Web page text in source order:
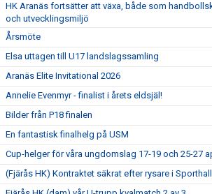
HK Aranäs fortsätter att växa, både som
och utvecklingsmiljö
Årsmöte
Elsa uttagen till U17 landslagssamling
Aranäs Elite Invitational 2026
Annelie Evenmyr - finalist i årets eldsjäl!
Bilder från P18 finalen
En fantastisk finalhelg på USM
Cup-helger för våra ungdomslag 17-19 och 25-27
(Fjärås HK) Kontraktet säkrat efter rysare i